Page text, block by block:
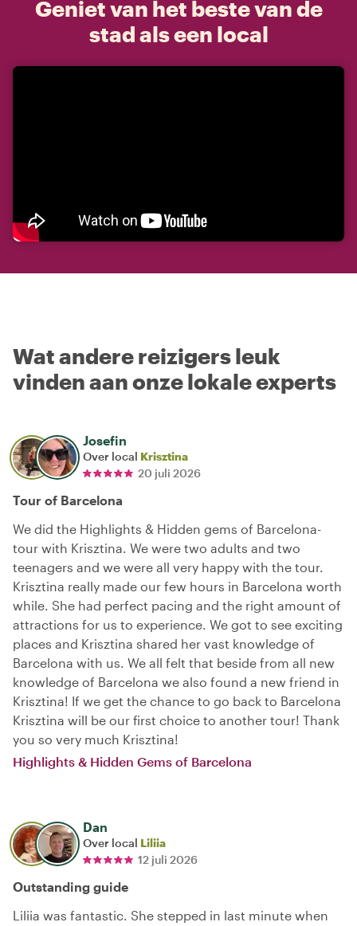
Geniet van het beste van de
stad als een local
Wat andere reizigers leuk
vinden aan onze lokale experts
Josefin
Over local Krisztina
20 juli 2026
Tour of Barcelona
We did the Highlights & Hidden gems of Barcelona-
tour with Krisztina. We were two adults and two
teenagers and we were all very happy with the tour.
Krisztina really made our few hours in Barcelona worth
while. She had perfect pacing and the right amount of
attractions for us to experience. We got to see exciting
places and Krisztina shared her vast knowledge of
Barcelona with us. We all felt that beside from all new
knowledge of Barcelona we also found a new friend in
Krisztina! If we get the chance to go back to Barcelona
Krisztina will be our first choice to another tour! Thank
you so very much Krisztina!
Highlights & Hidden Gems of Barcelona
Dan
Over local Liliia
12 juli 2026
Outstanding guide
Liliia was fantastic. She stepped in last minute when